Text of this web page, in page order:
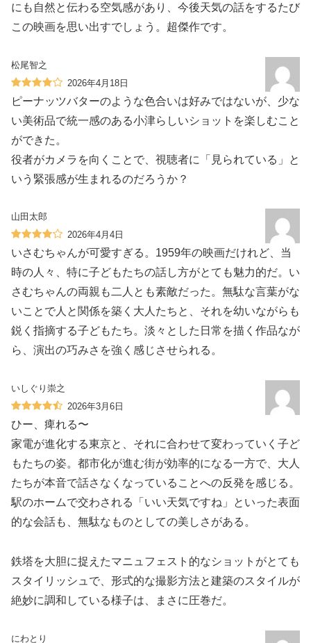
にも自然と伝わる空気感があり、今後天気の話をするたび
この映画を思い出すでしょう。超傑作です。
松尾智之
2026年4月18日
ピーナッツバターのような色合いは好みではないが、少な
い美術品で統一感のある小津らしいショットを楽しむこと
ができた。
役者がカメラを向くことで、視聴者に「見られている」と
いう緊張感が生まれるのだろうか？
山田太郎
2026年4月4日
いさむちゃんが可愛すぎる。1959年の映画だけれど、当
時の人々、特に子どもたちの話し方がとても魅力的だ。い
さむちゃんの両親も二人とも素敵だった。無駄な言葉がな
いことで人と関係を築く大人たちと、それを幼いながらも
鋭く指摘する子どもたち。淡々とした日常を描く作品なが
ら、演出の巧みさを強く感じさせられる。
いしぐり崇之
2026年3月6日
ひー、痺れる〜
家電が進化する東京と、それに合わせて変わっていく子ど
もたちの姿。都市化が進む街が効率的になる一方で、大人
たちが本音で話さなくなっていることへの反発を感じる。
駅のホームで交わされる「いい天気ですね」といった表面
的な会話も、無駄なものとしての美しさがある。
鉄塔を大胆に捉えたマニュフェスト的なショットがとても
スタイリッシュで、形式的な撮影方法と建築のスタイルが
絶妙に調和している様子は、まさに圧巻だ。
にわとり